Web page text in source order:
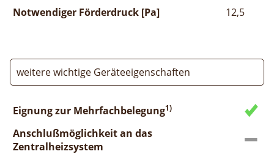
Notwendiger Förderdruck [Pa]
12,5
weitere wichtige Geräteeigenschaften
Eignung zur Mehrfachbelegung1)
Anschlußmöglichkeit an das
Zentralheizsystem